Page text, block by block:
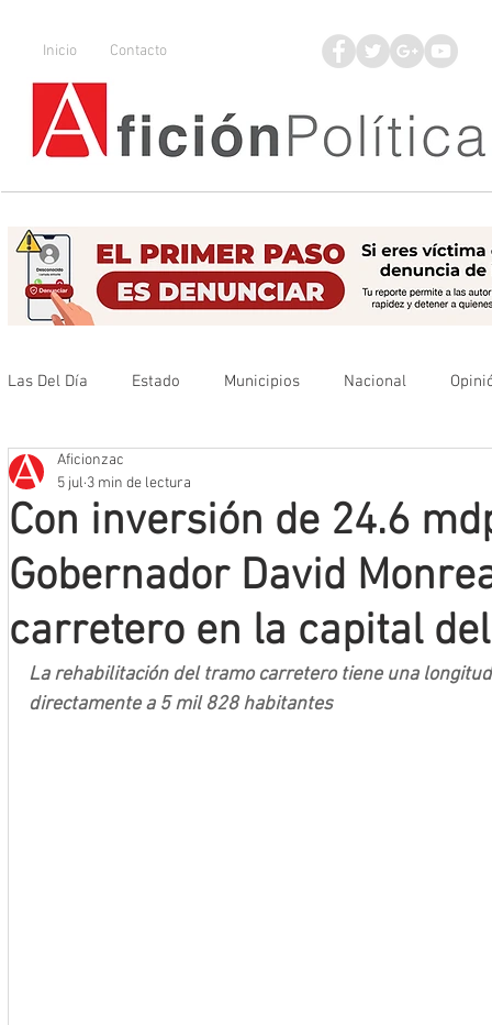
Inicio Contacto
Las Del Día Estado Municipios Nacional
Que no se olvide
Mineros LNBP
Con inversión de 24.6
Gobernador David
carretero en la capital
Aficionzac
5 jul 3 min de lectura
La rehabilitación del tramo carretero tiene una
directamente a 5 mil 828 habitantes